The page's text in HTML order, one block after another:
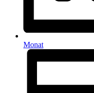
Monat